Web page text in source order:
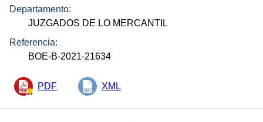
Departamento:
JUZGADOS DE LO MERCANTIL
Referencia:
BOE-B-2021-21634
PDF XML